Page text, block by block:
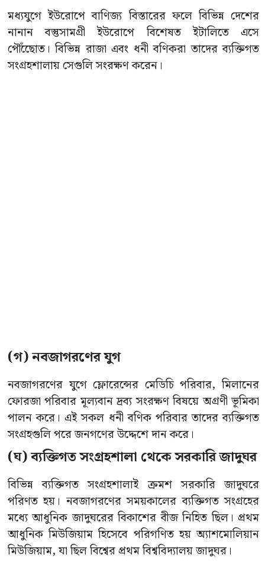
মধ্যযুগে ইউরোপে বাণিজ্য বিস্তারের ফলে বিভিন্ন দেশের
নানান বস্তুসামগ্রী ইউরোপে বিশেষত ইটালিতে এসে
পৌঁছোেত। বিভিন্ন রাজা এবং ধনী বণিকরা তাদের ব্যক্তিগত
সংগ্রহশালায় সেগুলি সংরক্ষণ করেন।
(গ) নবজাগরণের যুগ
নবজাগরণের যুগে ফ্লোরেন্সের মেডিচি পরিবার, মিলানের
ফোরজা পরিবার মূল্যবান দ্রব্য সংরক্ষণ বিষয়ে অগ্রণী ভূমিকা
পালন করে। এই সকল ধনী বণিক পরিবার তাদের ব্যক্তিগত
সংগ্রহগুলি পরে জনগণের উদ্দেশে দান করে।
(ঘ) ব্যক্তিগত সংগ্রহশালা থেকে সরকারি জাদুঘর
বিভিন্ন ব্যক্তিগত সংগ্রহশালাই ক্রমশ সরকারি জাদুঘরে
পরিণত হয়। নবজাগরণের সময়কালের ব্যক্তিগত সংগ্রহের
মধ্যে আধুনিক জাদুঘরের বিকাশের বীজ নিহিত ছিল। প্রথম
আধুনিক মিউজিয়াম হিসেবে পরিগণিত হয় অ্যাশমোলিয়ান
মিউজিয়াম, যা ছিল বিশ্বের প্রথম বিশ্ববিদ্যালয় জাদুঘর।